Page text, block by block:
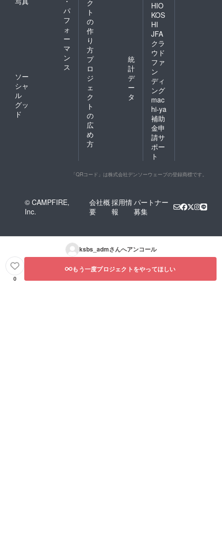
パ
フ
ォ
ー
マ
ン
ス
ソー
シャ
ル
グッ
ド
ク
ト
の
作
り
方
プ
ロ
ジ
ェ
ク
ト
の
広
め
方
統
計
デ
ー
タ
HIO
KOS
HI
JFA
クラ
ウド
ファ
ン
ディ
ング
mac
hi-ya
補助
金申
請サ
ポー
ト
「QRコード」は株式会社デンソーウェーブの登録商標です。
© CAMPFIRE,
Inc.
会社概
要
採用情
報
パートナー
募集
ksbs_admさんへアンコール
0
もう一度プロジェクトをやってほしい